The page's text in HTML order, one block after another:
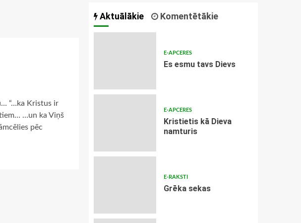
“…ka Kristus ir
…un ka Viņš
pēc
Aktuālākie Komentētākie
E-APCERES
Es esmu tavs Dievs
E-APCERES
Kristietis kā Dieva
namturis
E-RAKSTI
Grēka sekas